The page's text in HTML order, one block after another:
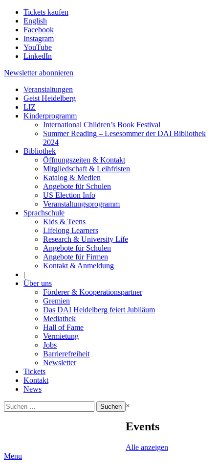
Tickets kaufen
English
Facebook
Instagram
YouTube
LinkedIn
Newsletter abonnieren
Veranstaltungen
Geist Heidelberg
LIZ
Kinderprogramm
International Children’s Book Festival
Summer Reading – Lesesommer der DAI Bibliothek
2024
Bibliothek
Öffnungszeiten & Kontakt
Mitgliedschaft & Leihfristen
Katalog & Medien
Angebote für Schulen
US Election Info
Veranstaltungsprogramm
Sprachschule
Kids & Teens
Lifelong Learners
Research & University Life
Angebote für Schulen
Angebote für Firmen
Kontakt & Anmeldung
|
Über uns
Förderer & Kooperationspartner
Gremien
Das DAI Heidelberg feiert Jubiläum
Mediathek
Hall of Fame
Vermietung
Jobs
Barrierefreiheit
Newsletter
Tickets
Kontakt
News
Suchen
nach:
×
Events
Alle anzeigen
Menu